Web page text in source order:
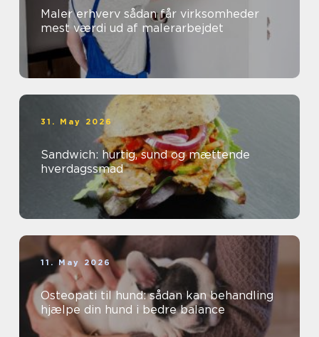
Maler erhverv sådan får virksomheder
mest værdi ud af malerarbejdet
31. May 2026
Sandwich: hurtig, sund og mættende
hverdagssmad
11. May 2026
Osteopati til hund: sådan kan behandling
hjælpe din hund i bedre balance